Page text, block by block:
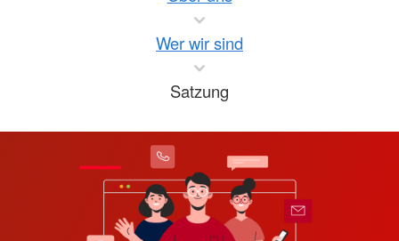
Wer wir sind
Satzung